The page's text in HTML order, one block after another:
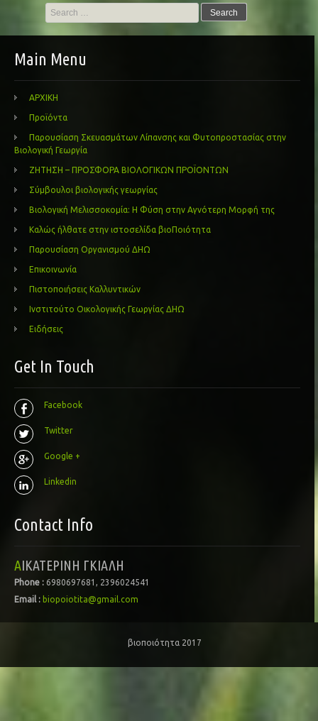
Search
for:
Main Menu
ΑΡΧΙΚΗ
Προϊόντα
Παρουσίαση Σκευασμάτων Λίπανσης και Φυτοπροστασίας στην
Βιολογική Γεωργία
ΖΗΤΗΣΗ – ΠΡΟΣΦΟΡΑ ΒΙΟΛΟΓΙΚΩΝ ΠΡΟΪΟΝΤΩΝ
Σύμβουλοι βιολογικής γεωργίας
Βιολογική Μελισσοκομία: Η Φύση στην Αγνότερη Μορφή της
Καλώς ήλθατε στην ιστοσελίδα βιοΠοιότητα
Παρουσίαση Οργανισμού ΔΗΩ
Επικοινωνία
Πιστοποιήσεις Καλλυντικών
Ινστιτούτο Οικολογικής Γεωργίας ΔΗΩ
Ειδήσεις
Get In Touch
Facebook
Twitter
Google +
Linkedin
Contact Info
ΑΙΚΑΤΕΡΙΝΗ ΓΚΙΑΛΗ
Phone : 6980697681, 2396024541
Email : biopoiotita@gmail.com
βιοποιότητα 2017